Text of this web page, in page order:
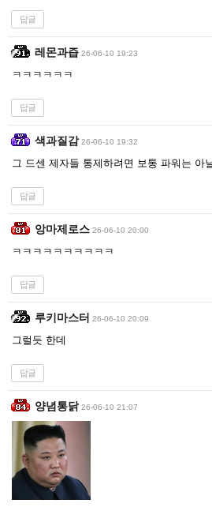
답글
레몬과즙 26-06-10 19:23
ㅋㅋㅋㅋㅋㅋ
답글
색과질감 26-06-10 19:32
그 드센 제자들 통제하려면 보통 파워는 아
답글
앙마제로스 26-06-10 20:00
ㅋㅋㅋㅋㅋㅋㅋㅋㅋㅋ
답글
루키마스터 26-06-10 20:09
그럴듯 한데
답글
양념통닭 26-06-10 21:07